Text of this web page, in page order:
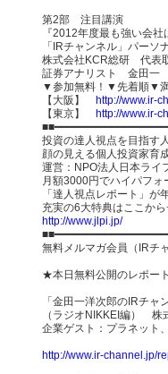
第2部 注目講演
『2012年度最も強い会
「IRチャンネル」パーソ
株式会社KCR総研 代表
証券アナリスト 金田一
▼参加無料！▼先着順▼満
【大阪】 http://www.ir-
【東京】 http://www.ir-
投資の達人視点を目指す
顔の見える個人投資家育
運営：NPO法人日本ライ
月額3000円でハイパフォ
「達人視点レポート」が
充実の6大特典はここから
http://www.jlpi.jp/
無料メルマガ会員（IRチ
★本日無料公開のレポー
「金田一洋次郎のIRチャ
（ラジオNIKKEI編）
企業ゲスト：プラネット
http://www.ir-channel.jp/